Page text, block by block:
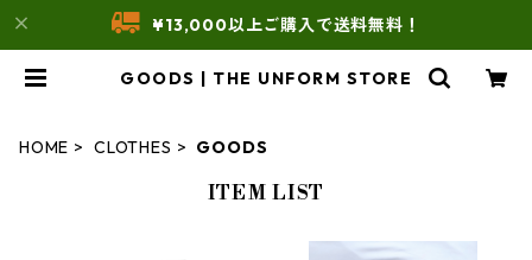
¥13,000以上ご購入で送料無料！
GOODS | THE UNFORM STORE
HOME CLOTHES GOODS
ITEM LIST